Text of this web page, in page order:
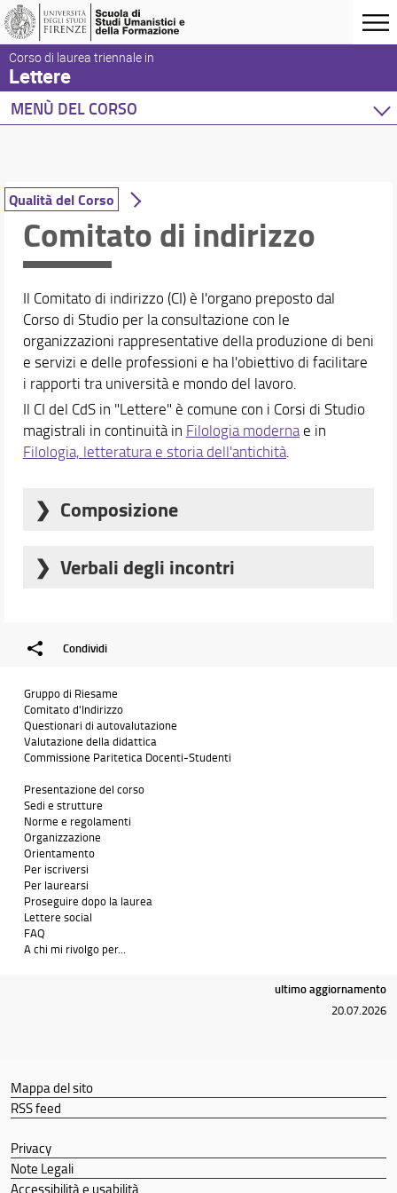
Corso di laurea triennale in
Lettere
MENÙ DEL CORSO
Presentazione del corso
Sedi e strutture
Norme e regolamenti
Organizzazione
Tutor e supporto allo studio
Per iscriversi
Per laurearsi
Proseguire dopo la laurea
Qualità del Corso
Lettere social
FAQ
A chi mi rivolgo per...
Didattica
Orario e calendari
Qualità del Corso
Comitato di indirizzo
Il Comitato di indirizzo (CI) è l'organo preposto dal
Corso di Studio per la consultazione con le
organizzazioni rappresentative della produzione di beni
e servizi e delle professioni e ha l'obiettivo di facilitare
i rapporti tra università e mondo del lavoro.
Il CI del CdS in "Lettere" è comune con i Corsi di Studio
magistrali in continuità in Filologia modernae in
Filologia, letteratura e storia dell'antichità.
Composizione
in “Lettere”
“Filologia, letteratura e storia dell’antichità”
del CdS in “Lettere”
Prof. Marco Biffi, Responsabile della qualità del
CdS in “Filologia moderna”
Prof. Adalberto Magnelli, Responsabile della
qualità del CdS in “Filologia, letteratura e storia
dell’antichità”
dott.ssa Barbara Casalini, Presidente di
Libri
dott. Roberto Curtolo,
Regionale Toscana
dott. Massimo Ciani,
dott. Daniele Federico Maras, Direttore del
Museo Archeologico Nazionale di Firenze
Mondadori Education
Editore
dott. Fabrizio Paolucci, Dipartimento Antichità
dott. Claudio Pelucani, Funzionario bibliotecario,
Settore Manoscritti, Rari e Fondi
Verbali degli incontri
Verbale Incontro 15/04/2024
Verbale Incontro 04/05/2026
Condividi
Gruppo di Riesame
Comitato d'Indirizzo
Questionari di autovalutazione
Valutazione della didattica
Commissione Paritetica Docenti-Studenti
Presentazione del corso
Sedi e strutture
Norme e regolamenti
Organizzazione
Orientamento
Per iscriversi
Per laurearsi
Proseguire dopo la laurea
Lettere social
FAQ
A chi mi rivolgo per...
ultimo aggiornamento
20.07.2026
Mappa del sito
RSS feed
Privacy
Note Legali
Accessibilità e usabilità